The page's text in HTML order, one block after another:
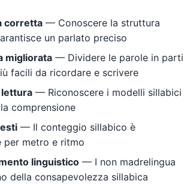
corretta — Conoscere la struttura
un parlato preciso
migliorata — Dividere le parole in parti
facili da ricordare e scrivere
lettura — Riconoscere i modelli sillabici
comprensione
— Il conteggio sillabico è
per metro e ritmo
linguistico — I non madrelingua
della consapevolezza sillabica